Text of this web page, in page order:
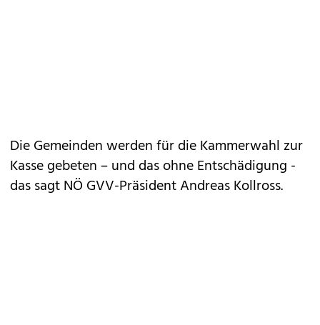
Die Gemeinden werden für die Kammerwahl zur
Kasse gebeten – und das ohne Entschädigung -
das sagt NÖ GVV-Präsident Andreas Kollross.